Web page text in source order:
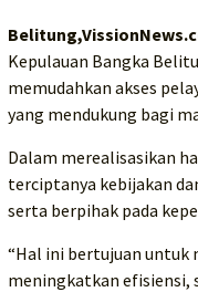
Kepulauan Bangka
memudahkan akses
yang mendukung bagi
Dalam merealisasikan
terciptanya kebijakan
serta berpihak pada
“Hal ini bertujuan
meningkatkan efisiensi,